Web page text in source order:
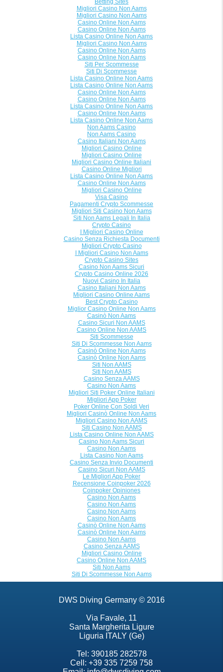
Betting Sites
Migliori Casino Non Aams
Migliori Casino Non Aams
Casino Online Non Aams
Casino Online Non Aams
Lista Casino Online Non Aams
Migliori Casino Non Aams
Casino Online Non Aams
Casino Online Non Aams
Siti Per Scommesse
Siti Di Scommesse
Lista Casino Online Non Aams
Lista Casino Online Non Aams
Casino Online Non Aams
Casino Online Non Aams
Lista Casino Online Non Aams
Casino Online Non Aams
Lista Casino Online Non Aams
Non Aams Casino
Non Aams Casino
Casino Italiani Non Aams
Migliori Casino Online
Migliori Casino Online
Migliori Casino Online Italiani
Casino Online Migliori
Lista Casino Online Non Aams
Casino Online Non Aams
Migliori Casino Online
Visa Casino
Pagamenti Crypto Scommesse
Migliori Siti Casino Non Aams
Siti Non Aams Legali In Italia
Crypto Casino
I Migliori Casino Online
Casino Senza Richiesta Documenti
Migliori Crypto Casino
I Migliori Casino Non Aams
Crypto Casino Sites
Casino Non Aams Sicuri
Crypto Casino Online 2026
Nuovi Casino In Italia
Casino Italiani Non Aams
Migliori Casino Online Aams
Best Crypto Casino
Miglior Casino Online Non Aams
Casinò Non Aams
Casino Sicuri Non AAMS
Casino Online Non AAMS
Siti Scommesse
Siti Di Scommesse Non Aams
Casinò Online Non Aams
Casinò Online Non Aams
Siti Non AAMS
Siti Non AAMS
Casino Senza AAMS
Casino Non Aams
Migliori Siti Poker Online Italiani
Migliori App Poker
Poker Online Con Soldi Veri
Migliori Casinò Online Non Aams
Migliori Casino Non AAMS
Siti Casino Non AAMS
Lista Casino Online Non AAMS
Casino Non Aams Sicuri
Casino Non Aams
Lista Casino Non Aams
Casino Senza Invio Documenti
Casino Sicuri Non AAMS
Le Migliori App Poker
Recensione Coinpoker 2026
Coinpoker Opiniones
Casino Non Aams
Casino Non Aams
Casino Non Aams
Casino Non Aams
Casinò Online Non Aams
Casinò Online Non Aams
Casino Non Aams
Casino Senza AAMS
Migliori Casino Online
Casino Online Non AAMS
Siti Non Aams
Siti Di Scommesse Non Aams
DWS Diving Germany © 2016
Via Favale, 11
Santa Margherita Ligure
Liguria ITALY (Ge)
Tel: 390185 282578
Cell: +39 335 7259 758